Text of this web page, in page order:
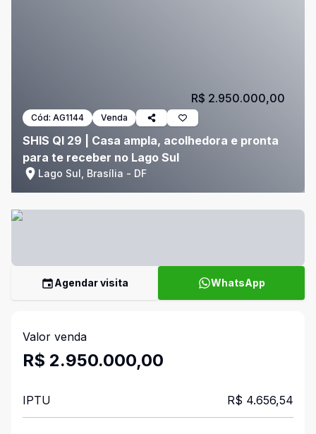
Cód: AG1144 Venda
SHIS QI 29 | Casa ampla, acolhedora e pronta
para te receber no Lago Sul
Lago Sul, Brasília - DF
R$ 2.950.000,00
Agendar visita WhatsApp
Valor venda
R$ 2.950.000,00
IPTU R$ 4.656,54